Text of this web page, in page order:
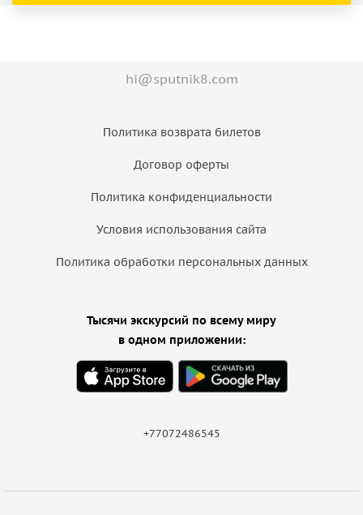
hi@sputnik8.com
Политика возврата билетов
Договор оферты
Политика конфиденциальности
Условия использования сайта
Политика обработки персональных данных
Тысячи экскурсий по всему миру
в одном приложении:
+77072486545